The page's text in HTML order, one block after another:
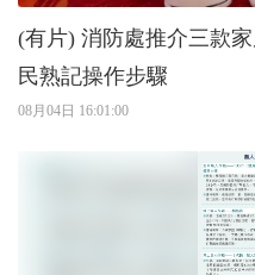
(有片) 消防處推介三款
民熟記操作步驟
08月04日 16:01:00